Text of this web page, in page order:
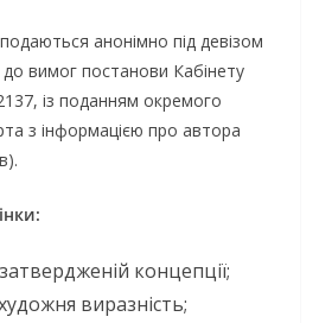
анонімно під девізом
вимог постанови Кабінету
із поданням окремого
з інформацією про автора
концепції;
виразність;